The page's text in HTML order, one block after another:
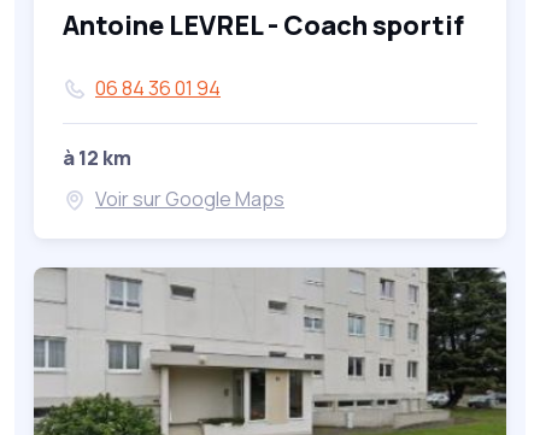
Antoine LEVREL - Coach sportif
06 84 36 01 94
à 12 km
Voir sur Google Maps